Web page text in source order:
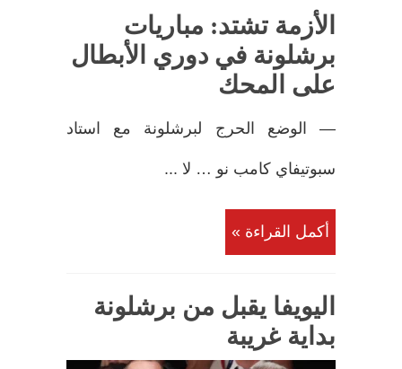
الأزمة تشتد: مباريات
برشلونة في دوري الأبطال
على المحك
— الوضع الحرج لبرشلونة مع استاد
سبوتيفاي كامب نو … لا ...
أكمل القراءة »
اليويفا يقبل من برشلونة
بداية غريبة